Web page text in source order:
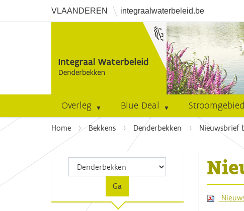
VLAANDEREN integraalwaterbeleid.be
Overleg Blue Deal
U
e
Home Bekkens Denderbekken Nieuwsbrief